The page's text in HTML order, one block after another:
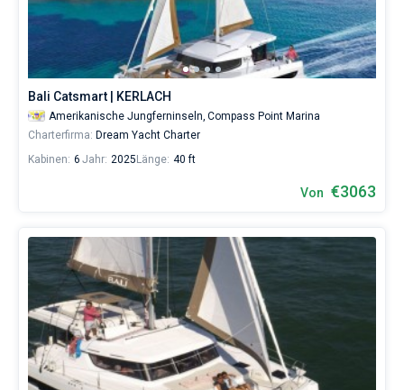
Thomas
ohne
Skipper
wählen,
das
Boot
Im
Katalog
der
Charter-
Yachten
finden
Sie
Angebote
Bali Catsmart | KERLACH
Amerikanische Jungferninseln, Compass Point Marina
Charterfirma: Dream Yacht Charter
Kabinen: 6 Jahr: 2025 Länge: 40 ft
Von €3063
Bareboat
Kapitan
Zeige Ergebnisse(21)